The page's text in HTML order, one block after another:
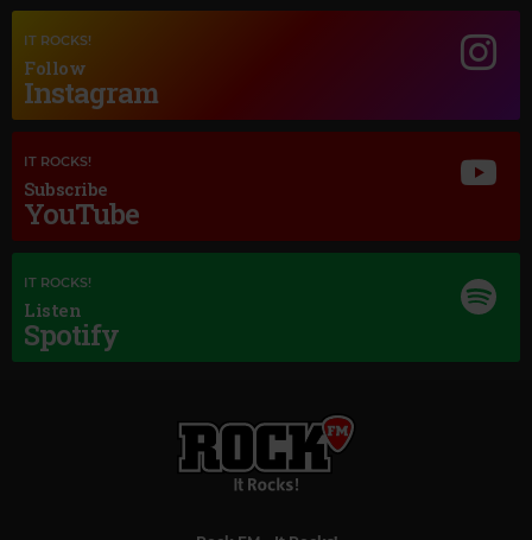
IT ROCKS!
Follow
Instagram
IT ROCKS!
Subscribe
YouTube
IT ROCKS!
Listen
Spotify